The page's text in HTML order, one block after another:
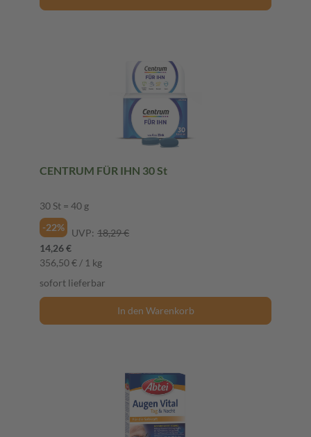
CENTRUM FÜR IHN 30 St
30 St = 40 g
-22%
UVP: 18,29 €
14,26 €
356,50 € / 1 kg
sofort lieferbar
In den Warenkorb